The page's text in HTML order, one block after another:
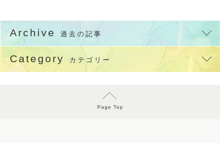
Archive 過去の記事
Category カテゴリー
Page Top